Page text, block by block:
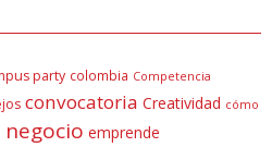
party colombia Competencia
convocatoria Creatividad cómo
emprende